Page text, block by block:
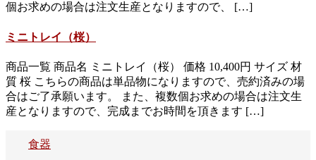
個お求めの場合は注文生産となりますので、 […]
ミニトレイ（桜）
商品一覧 商品名 ミニトレイ（桜） 価格 10,400円 サイズ 材
質 桜 こちらの商品は単品物になりますので、売約済みの場
合はご了承願います。 また、複数個お求めの場合は注文生
産となりますので、完成までお時間を頂きます […]
食器